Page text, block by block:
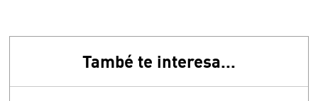
També te interesa...